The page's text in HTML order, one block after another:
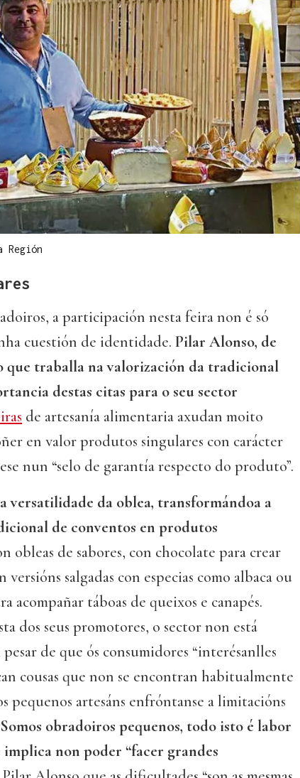
Región
a participación nesta feira non é só
cuestión de identidade. Pilar Alonso, de
que traballa na valorización da tradicional
destas citas para o seu sector
de artesanía alimentaria axudan moito
en valor produtos singulares con carácter
nun “selo de garantía respecto do produto”.
versatilidade da oblea, transformándoa a
de conventos en produtos
obleas de sabores, con chocolate para crear
salgadas con especias como albaca ou
acompañar táboas de queixos e canapés.
dos seus promotores, o sector non está
de que ós consumidores “interésanlles
cousas que non se encontran habitualmente
pequenos artesáns enfróntanse a limitacións
obradoiros pequenos, todo isto é labor
implica non poder “facer grandes